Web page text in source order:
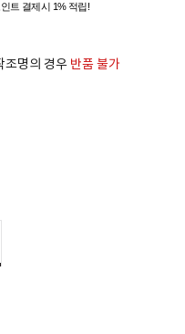
트 결제시 1% 적립!
명의 경우 반품 불가